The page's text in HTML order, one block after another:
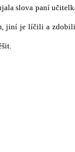
slova paní
jiní je líčili a